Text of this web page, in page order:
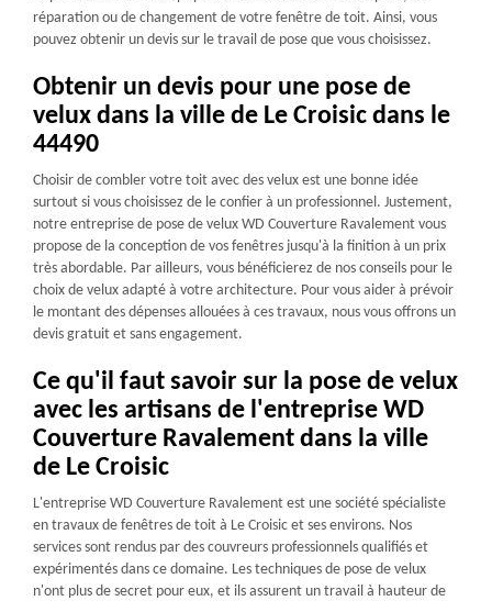
réparation ou de changement de votre fenêtre de toit. Ainsi, vous
pouvez obtenir un devis sur le travail de pose que vous choisissez.
Obtenir un devis pour une pose de
velux dans la ville de Le Croisic dans le
44490
Choisir de combler votre toit avec des velux est une bonne idée
surtout si vous choisissez de le confier à un professionnel. Justement,
notre entreprise de pose de velux WD Couverture Ravalement vous
propose de la conception de vos fenêtres jusqu'à la finition à un prix
très abordable. Par ailleurs, vous bénéficierez de nos conseils pour le
choix de velux adapté à votre architecture. Pour vous aider à prévoir
le montant des dépenses allouées à ces travaux, nous vous offrons un
devis gratuit et sans engagement.
Ce qu'il faut savoir sur la pose de velux
avec les artisans de l'entreprise WD
Couverture Ravalement dans la ville
de Le Croisic
L'entreprise WD Couverture Ravalement est une société spécialiste
en travaux de fenêtres de toit à Le Croisic et ses environs. Nos
services sont rendus par des couvreurs professionnels qualifiés et
expérimentés dans ce domaine. Les techniques de pose de velux
n'ont plus de secret pour eux, et ils assurent un travail à hauteur de